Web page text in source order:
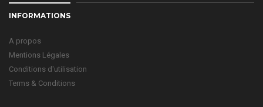
INFORMATIONS
A propos
Mentions Légales
Conditions d'utilisation
Terms & Conditions